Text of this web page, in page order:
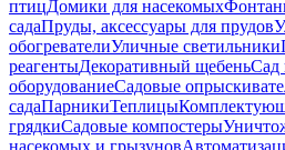
птицДомики для насекомых
садаПруды, аксессуары для прудов
обогревателиУличные светильники
реагентыДекоративный щебеньСад
оборудованиеСадовые
садаПарникиТеплицы
грядкиСадовые компостеры
насекомых и грызунов